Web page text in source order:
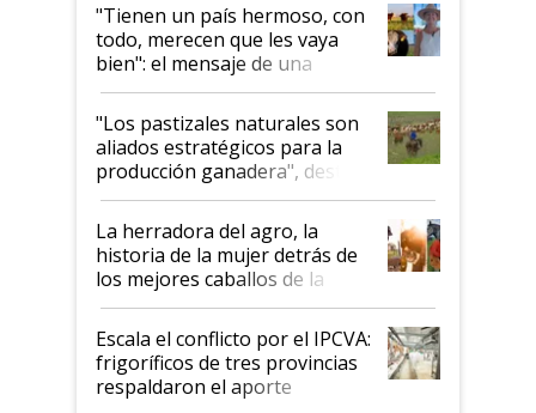
"Tienen un país hermoso, con
todo, merecen que les vaya
bien": el mensaje de una
ganadera uruguaya sobre las
oportunidades que se abren
para el agro en Argentina, con
foco en la carne
"Los pastizales naturales son
aliados estratégicos para la
producción ganadera", destaca
la iniciativa que ya reúne a 46
establecimientos en Argentina
La herradora del agro, la
historia de la mujer detrás de
los mejores caballos de la
Argentina y los mitos que
todavía hacen sufrir a estos
animales: "Mientras me
descalificaban, yo seguí
haciendo currículum"
Escala el conflicto por el IPCVA:
frigoríficos de tres provincias
respaldaron el aporte